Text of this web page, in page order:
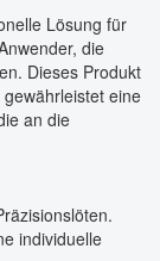
Lösung für
die
Dieses Produkt
eine
an die
individuelle